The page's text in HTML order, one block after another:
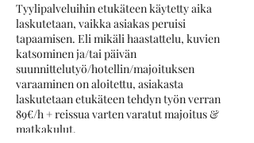
Tyylipalveluihin etukäteen käytetty aika
laskutetaan, vaikka asiakas peruisi
tapaamisen. Eli mikäli haastattelu, kuvien
katsominen ja/tai päivän
suunnittelutyö/hotellin/majoituksen
varaaminen on aloitettu, asiakasta
laskutetaan etukäteen tehdyn työn verran
89€/h + reissua varten varatut majoitus &
matkakulut.